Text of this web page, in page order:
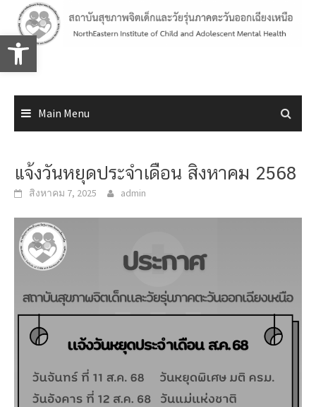
Open toolbar
content
Main Menu
แจ้งวันหยุดประจำเดือน สิงหาคม 2568
สิงหาคม 7, 2025 admin